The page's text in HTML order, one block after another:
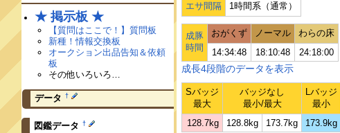
エサ間隔 1時間系（通常）
成豚
時間
おがくず ノーマル
わらの床
14:34:48
18:10:48 24:18:00
成長4段階のデータを表示
Sバッジ
最大
バッジなし
最小/最大
Lバッジ
最小
128.7kg
128.8kg 173.7kg 173.9kg
★ 掲示板 ★
【質問はここで！】質問板
新種！情報交換板
オークション出品告知＆依頼
板
その他いろいろ…
データ †
図鑑データ †